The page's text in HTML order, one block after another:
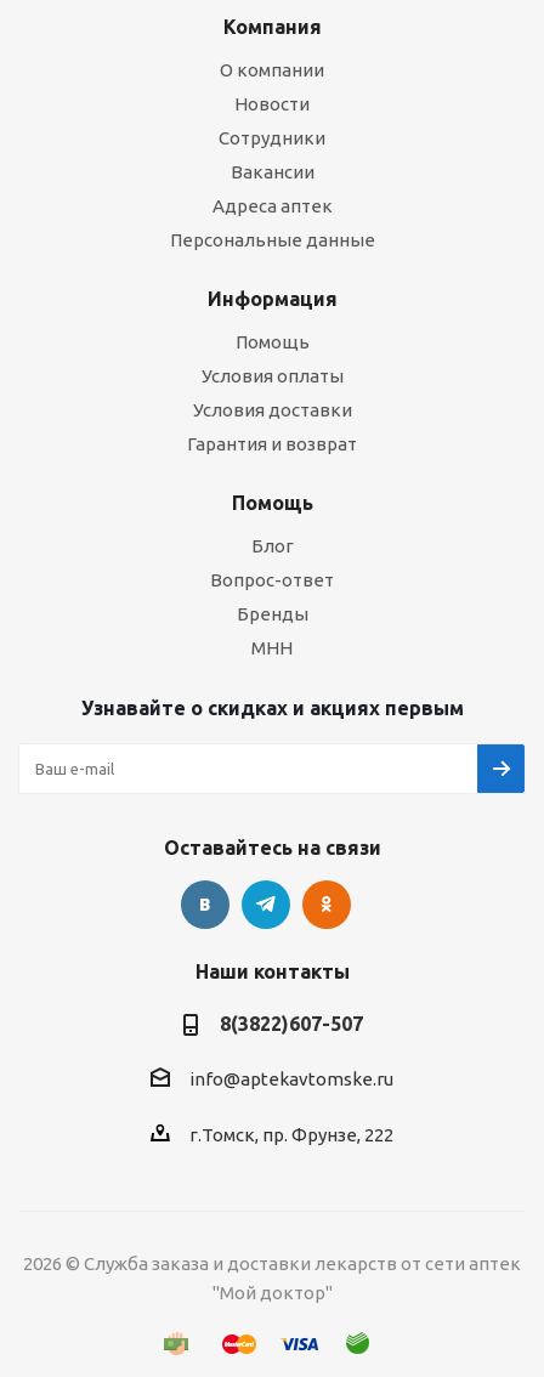
Компания
О компании
Новости
Сотрудники
Вакансии
Адреса аптек
Персональные данные
Информация
Помощь
Условия оплаты
Условия доставки
Гарантия и возврат
Помощь
Блог
Вопрос-ответ
Бренды
МНН
Узнавайте о скидках и акциях первым
Оставайтесь на связи
Наши контакты
8(3822)607-507
info@aptekavtomske.ru
г.Томск, пр. Фрунзе, 222
2026 © Служба заказа и доставки лекарств от сети аптек
"Мой доктор"
Подписаться
Нажимая "Подписаться" вы
соглашаетесь с
Политикой
конфиденциальности